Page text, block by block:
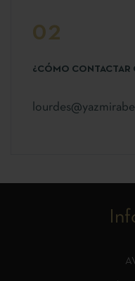
02
¿CÓMO CONTACTAR